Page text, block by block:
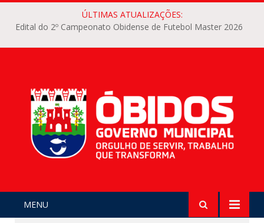
ÚLTIMAS ATUALIZAÇÕES:
Edital do 2º Campeonato Obidense de Futebol Master 2026
MENU